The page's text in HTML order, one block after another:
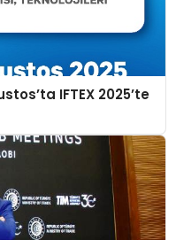
IFTEX 2025’te